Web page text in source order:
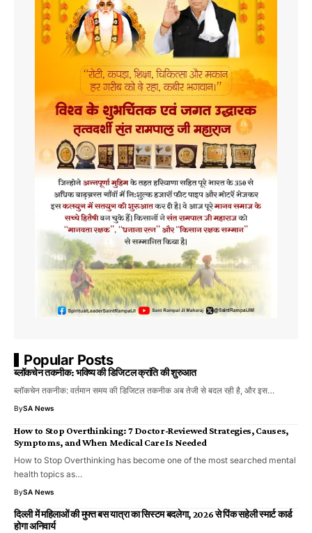
Popular Posts
ब्लॉकचेन तकनीक: भविष्य की डिजिटल क्रांति की शुरुआत
ब्लॉकचेन तकनीक: वर्तमान समय की डिजिटल तकनीक अब तेजी से बदल रही है, और इस…
BySA News
How to Stop Overthinking: 7 Doctor-Reviewed Strategies, Causes,
Symptoms, and When Medical Care Is Needed
How to Stop Overthinking has become one of the most searched mental
health topics as…
BySA News
दिल्ली में महिलाओं की मुफ्त बस यात्रा का सिस्टम बदलेगा, 2026 से पिंक सहेली स्मार्ट कार्ड
होगा अनिवार्य